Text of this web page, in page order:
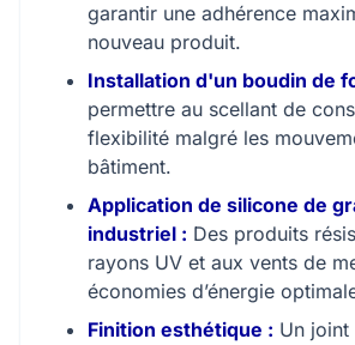
garantir une adhérence
nouveau produit.
Installation d'un boudin de
permettre au scellant de
flexibilité malgré les
bâtiment.
Application de silicone de
industriel : Des produits
rayons UV et aux vents de
économies d’énergie
Finition esthétique : Un joint